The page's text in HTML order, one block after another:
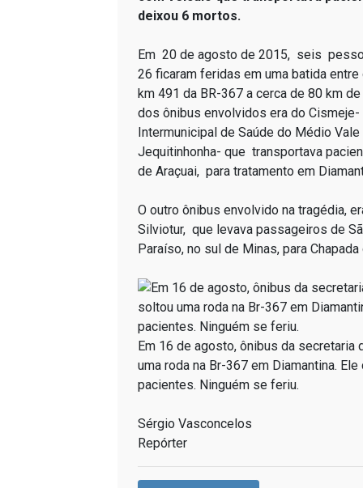
deixou 6 mortos.
Em 20 de agosto de 2015, seis
26 ficaram feridas em uma batida
km 491 da BR-367 a cerca de 80 km de
dos ônibus envolvidos era do Cismeje-
Intermunicipal de Saúde do Médio Vale
Jequitinhonha- que transportava
de Araçuai, para tratamento em
O outro ônibus envolvido na tragédia,
Silviotur, que levava passageiros de
Paraíso, no sul de Minas, para
Em 16 de agosto, ônibus da secretaria
uma roda na Br-367 em Diamantina.
pacientes. Ninguém se feriu.
Sérgio Vasconcelos
Repórter